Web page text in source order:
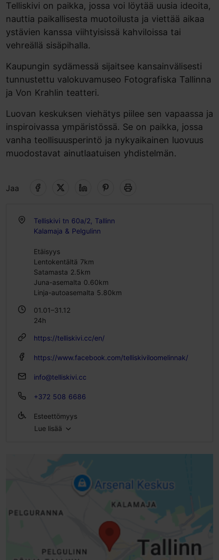
Telliskivi on paikka, jossa voi löytää uusia ideoita,
nauttia paikallisesta muotoilusta ja viettää aikaa
ystävien kanssa viihtyisissä kahviloissa tai
vehreällä sisäpihalla.
Kaupungin sydämessä sijaitsee kansainvälisesti
tunnustettu valokuvamuseo Fotografiska Tallinna
ja Von Krahlin teatteri.
Luovan keskuksen viehätys piilee sen vapaassa ja
inspiroivassa ympäristössä. Se on paikka, jossa
vanha teollisuusperintö ja nykyaikainen luovuus
muodostavat ainutlaatuisen yhdistelmän.
Jaa
Telliskivi tn 60a/2, Tallinn
Kalamaja & Pelgulinn
Etäisyys
Lentokentältä 7km
Satamasta 2.5km
Juna-asemalta 0.60km
Linja-autoasemalta 5.80km
01.01–31.12
24h
https://telliskivi.cc/en/
https://www.facebook.com/telliskiviloomelinnak/
info@telliskivi.cc
+372 508 6686
Esteettömyys
Esteetön pääsy skootterilla
Esteetön pääsy sähköpyörätuolilla
Esteetön pääsy lastenvaunuilla
Tavallinen ovi, manuaalinen avaus (leveys > 800 mm)
Portaat - ilman kaidetta
Lue lisää